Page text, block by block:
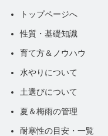
トップページへ
性質・基礎知識
育て方＆ノウハウ
水やりについて
土選びについて
夏＆梅雨の管理
耐寒性の目安・一覧